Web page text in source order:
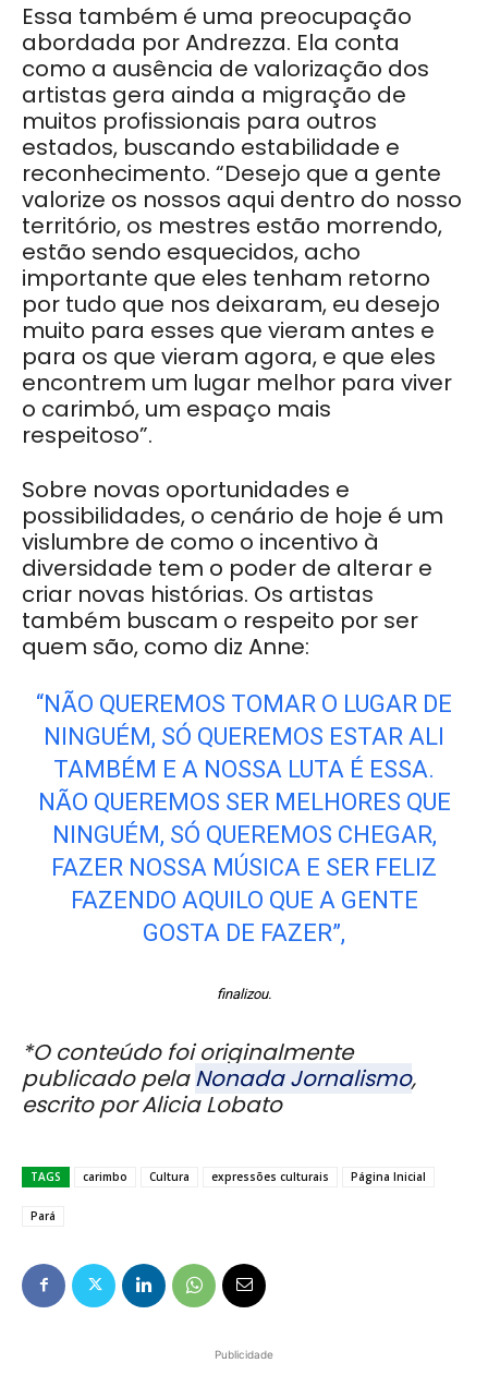
Essa também é uma preocupação
abordada por Andrezza. Ela conta
como a ausência de valorização dos
artistas gera ainda a migração de
muitos profissionais para outros
estados, buscando estabilidade e
reconhecimento. “Desejo que a gente
valorize os nossos aqui dentro do nosso
território, os mestres estão morrendo,
estão sendo esquecidos, acho
importante que eles tenham retorno
por tudo que nos deixaram, eu desejo
muito para esses que vieram antes e
para os que vieram agora, e que eles
encontrem um lugar melhor para viver
o carimbó, um espaço mais
respeitoso”.
Sobre novas oportunidades e
possibilidades, o cenário de hoje é um
vislumbre de como o incentivo à
diversidade tem o poder de alterar e
criar novas histórias. Os artistas
também buscam o respeito por ser
quem são, como diz Anne:
“NÃO QUEREMOS TOMAR O LUGAR DE
NINGUÉM, SÓ QUEREMOS ESTAR ALI
TAMBÉM E A NOSSA LUTA É ESSA.
NÃO QUEREMOS SER MELHORES QUE
NINGUÉM, SÓ QUEREMOS CHEGAR,
FAZER NOSSA MÚSICA E SER FELIZ
FAZENDO AQUILO QUE A GENTE
GOSTA DE FAZER”,
finalizou.
*O conteúdo foi originalmente
publicado pelaNonada Jornalismo,
escrito por Alicia Lobato
TAGS carimbo Cultura expressões culturais Página Inicial
Pará
Publicidade